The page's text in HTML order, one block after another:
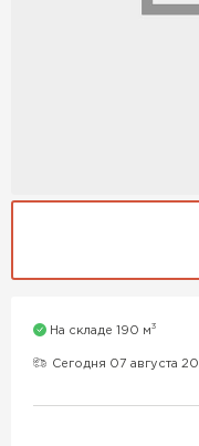
На складе 190 м3
Сегодня 07 августа